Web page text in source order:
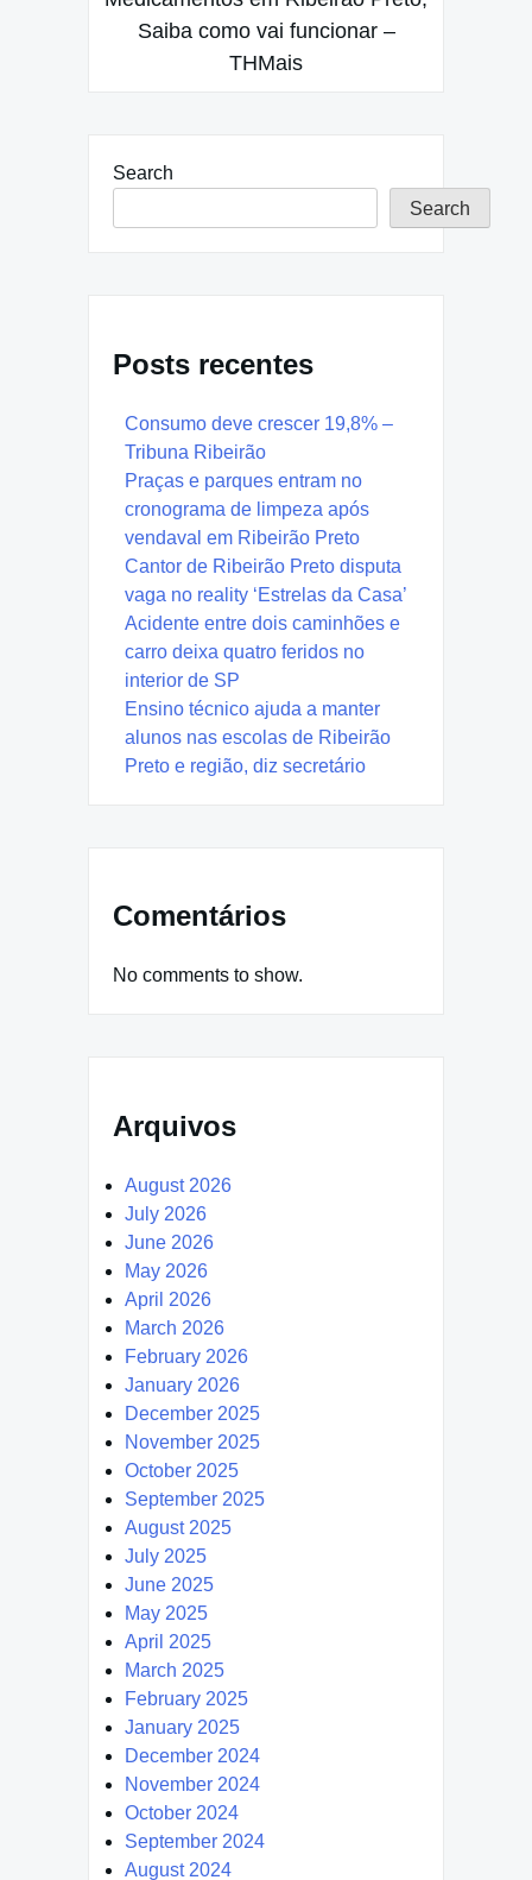
Saiba como vai funcionar –
THMais
Search
Search
Posts recentes
Consumo deve crescer 19,8% –
Tribuna Ribeirão
Praças e parques entram no
cronograma de limpeza após
vendaval em Ribeirão Preto
Cantor de Ribeirão Preto disputa
vaga no reality ‘Estrelas da Casa’
Acidente entre dois caminhões e
carro deixa quatro feridos no
interior de SP
Ensino técnico ajuda a manter
alunos nas escolas de Ribeirão
Preto e região, diz secretário
Comentários
No comments to show.
Arquivos
August 2026
July 2026
June 2026
May 2026
April 2026
March 2026
February 2026
January 2026
December 2025
November 2025
October 2025
September 2025
August 2025
July 2025
June 2025
May 2025
April 2025
March 2025
February 2025
January 2025
December 2024
November 2024
October 2024
September 2024
August 2024